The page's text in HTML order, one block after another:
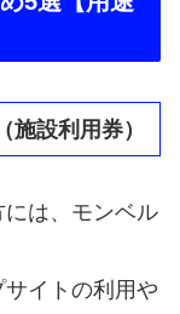
設利用券）
は、モンベル
イトの利用や